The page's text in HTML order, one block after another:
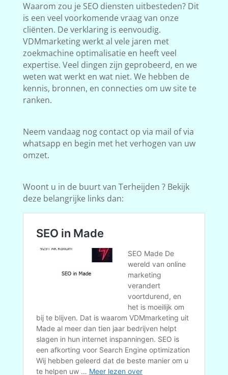
Waarom zou je SEO diensten uitbesteden? Dit
is een veel voorkomende vraag van onze
cliënten. De verklaring is eenvoudig.
VDMmarketing werkt al vele jaren met
zoekmachine optimalisatie en heeft veel
expertise. Veel dingen zijn geprobeerd, en we
weten wat werkt en wat niet. We hebben de
kennis, bronnen, en connecties om uw site te
ranken.
Neem vandaag nog contact op via mail of via
whatsapp en begin met het verhogen van uw
omzet.
Woont u in de buurt van Terheijden ? Bekijk
deze belangrijke links dan: